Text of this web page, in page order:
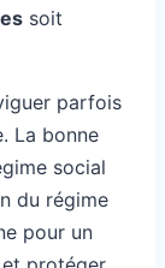
soit
parfois
La bonne
social
du régime
pour un